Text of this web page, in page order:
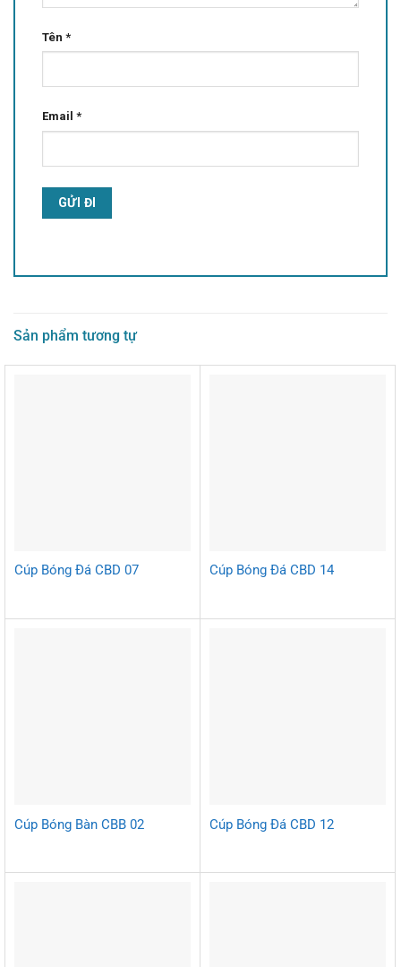
Tên *
Email *
Sản phẩm tương tự
Cúp Bóng Đá CBD 07 Cúp Bóng Đá CBD 14
Cúp Bóng Bàn CBB 02 Cúp Bóng Đá CBD 12